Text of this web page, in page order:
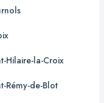
Hilaire-la-Croix
Rémy-de-Blot